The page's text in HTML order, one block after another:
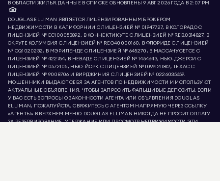
В ОБЛАСТИ ЖИЛЬЯ. ДАННЫЕ В СПИСКЕ ОБНОВЛЕНЫ 9 АВГ. 2026 ГОДА В 2:07 PM.
DOUGLAS ELLIMAN ЯВЛЯЕТСЯ ЛИЦЕНЗИРОВАННЫМ БРОКЕРОМ
НЕДВИЖИМОСТИ В КАЛИФОРНИИ С ЛИЦЕНЗИЕЙ № 01947727, В КОЛОРАДО С
ЛИЦЕНЗИЕЙ № EC100053892, В КОННЕКТИКУТЕ С ЛИЦЕНЗИЕЙ № REB.0314827, В
ОКРУГЕ КОЛУМБИЯ С ЛИЦЕНЗИЕЙ № REO40000160, В ФЛОРИДЕ С ЛИЦЕНЗИЕЙ
№ CQ1020232, В МЭРИЛЕНДЕ С ЛИЦЕНЗИЕЙ № 645270, В МАССАЧУСЕТСЕ С
ЛИЦЕНЗИЕЙ № 422764, В НЕВАДЕ С ЛИЦЕНЗИЕЙ № 1454643, НЬЮ-ДЖЕРСИ С
ЛИЦЕНЗИЕЙ № 0572105, НЬЮ-ЙОРК С ЛИЦЕНЗИЕЙ № 10991211812, ТЕХАС С
ЛИЦЕНЗИЕЙ № 9008706 И ВИРДЖИНИЯ С ЛИЦЕНЗИЕЙ № 0226035659.
МОШЕННИКИ ВЫДАЮТ СЕБЯ ЗА АГЕНТОВ ПО НЕДВИЖИМОСТИ И ИСПОЛЬЗУЮТ
АКТУАЛЬНЫЕ ОБЪЯВЛЕНИЯ, ЧТОБЫ ЗАПРОСИТЬ ФАЛЬШИВЫЕ ДЕПОЗИТЫ. ЕСЛИ
У ВАС ЕСТЬ ВОПРОСЫ О ЗАКОННОСТИ АГЕНТА ИЛИ ОБЪЯВЛЕНИЯ DOUGLAS
ELLIMAN, ПОЖАЛУЙСТА, СВЯЖИТЕСЬ С АГЕНТОМ НАПРЯМУЮ ЧЕРЕЗ ССЫЛКУ
«АГЕНТЫ» В ВЕРХНЕМ МЕНЮ. DOUGLAS ELLIMAN НИКОГДА НЕ ПРОСИТ ОПЛАТУ
ЗА РЕЗЕРВИРОВАНИЕ, УДЕРЖАНИЕ ИЛИ ПРОСМОТР НЕДВИЖИМОСТИ. ЭТИ